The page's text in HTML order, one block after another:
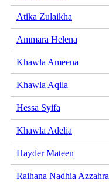
Atika Zulaikha
Ammara Helena
Khawla Ameena
Khawla Aqila
Hessa Syifa
Khawla Adelia
Hayder Mateen
Raihana Nadhia Azzahra